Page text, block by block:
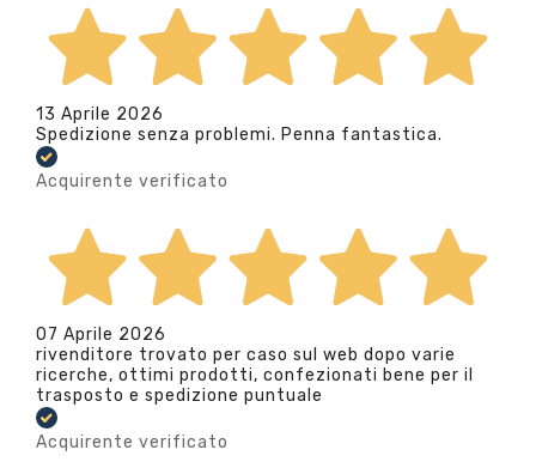
13 Aprile 2026
Spedizione senza problemi. Penna fantastica.
Acquirente verificato
07 Aprile 2026
rivenditore trovato per caso sul web dopo varie
ricerche, ottimi prodotti, confezionati bene per il
trasposto e spedizione puntuale
Acquirente verificato